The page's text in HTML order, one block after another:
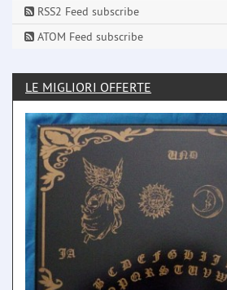
RSS2 Feed subscribe
ATOM Feed subscribe
LE MIGLIORI OFFERTE